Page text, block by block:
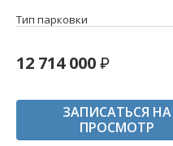
Тип парковки
12 714 000
ЗАПИСАТЬСЯ НА
ПРОСМОТР